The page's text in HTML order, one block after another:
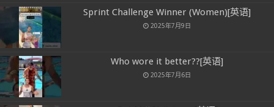
Sprint Challenge Winner (Women)[英语]
2025年7月9日
Who wore it better??[英语]
2025年7月6日